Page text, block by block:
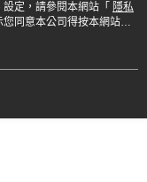
定，請參閱本網站「 隱私
同意本公司得按本網站使